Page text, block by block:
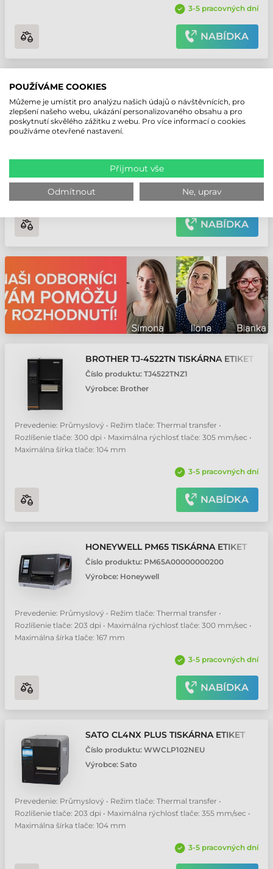
3-5 pracovných dní
NABÍDKA
CITIZEN CL-S700III TISKÁRNA ETIKET
Číslo produktu:CLS700IIIRNEXXX
Výrobce:Citizen
Rozlíšenie tlače: 203 dpi • Maximálna rýchlosť tlače: 300 mm/sec •
Maximálna šírka tlače: 104 mm
3-5 pracovných dní
NABÍDKA
BROTHER TJ-4522TN TISKÁRNA ETIKET
Číslo produktu: TJ4522TNZ1
Výrobce: Brother
Prevedenie: Průmyslový • Režim tlače: Thermal transfer •
Rozlíšenie tlače: 300 dpi • Maximálna rýchlosť tlače: 305 mm/sec •
Maximálna šírka tlače: 104 mm
3-5 pracovných dní
NABÍDKA
HONEYWELL PM65 TISKÁRNA ETIKET
Číslo produktu: PM65A00000000200
Výrobce: Honeywell
Prevedenie: Průmyslový • Režim tlače: Thermal transfer •
Rozlíšenie tlače: 203 dpi • Maximálna rýchlosť tlače: 300 mm/sec •
Maximálna šírka tlače: 167 mm
3-5 pracovných dní
NABÍDKA
SATO CL4NX PLUS TISKÁRNA ETIKET
Číslo produktu: WWCLP102NEU
Výrobce: Sato
Prevedenie: Průmyslový • Režim tlače: Thermal transfer •
Rozlíšenie tlače: 203 dpi • Maximálna rýchlosť tlače: 355 mm/sec •
Maximálna šírka tlače: 104 mm
3-5 pracovných dní
POUŽÍVÁME COOKIES
Můžeme je umístit pro analýzu našich údajů o návštěvnících, pro
zlepšení našeho webu, ukázání personalizovaného obsahu a pro
poskytnutí skvělého zážitku z webu. Pro více informací o cookies
používáme otevřené nastavení.
Přijmout vše
Odmítnout Ne, uprav